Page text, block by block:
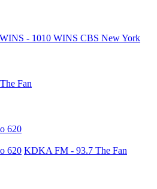
WINS - 1010 WINS CBS New York
Fan
620
620 KDKA FM - 93.7 The Fan